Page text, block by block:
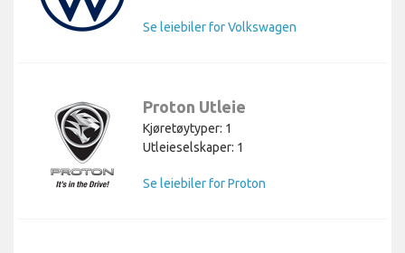
Se leiebiler for Volkswagen
Proton Utleie
Kjøretøytyper: 1
Utleieselskaper: 1
Se leiebiler for Proton